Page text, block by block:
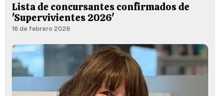
Lista de concursantes confirmados de
'Supervivientes 2026'
16 de febrero 2026